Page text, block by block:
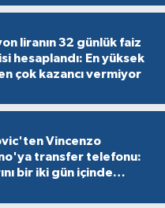
liranın 32 günlük faiz
hesaplandı: En yüksek
çok kazancı vermiyor
Vincenzo
transfer telefonu:
bir iki gün içinde